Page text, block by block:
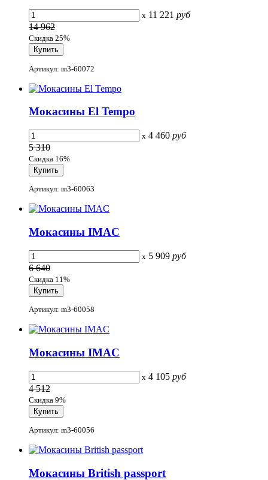
x 11 221 руб
14 962
Скидка 25%
Артикул: m3-60072
Мокасины El Tempo
x 4 460 руб
5 310
Скидка 16%
Артикул: m3-60063
Мокасины IMAC
x 5 909 руб
6 640
Скидка 11%
Артикул: m3-60058
Мокасины IMAC
x 4 105 руб
4 512
Скидка 9%
Артикул: m3-60056
Мокасины British passport